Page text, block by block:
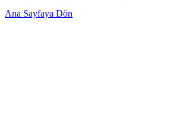
Ana Sayfaya Dön